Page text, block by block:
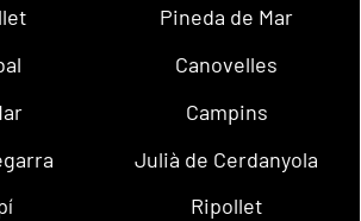
Pineda de Mar
Canovelles
Campins
Julià de Cerdanyola
Ripollet